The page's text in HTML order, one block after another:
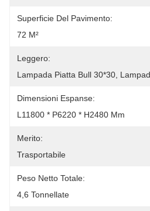
Superficie Del Pavimento:
72 M²
Leggero:
Lampada Piatta Bull 30*30,
Dimensioni Espanse:
L11800 * P6220 * H2480 Mm
Merito:
Trasportabile
Peso Netto Totale:
4,6 Tonnellate